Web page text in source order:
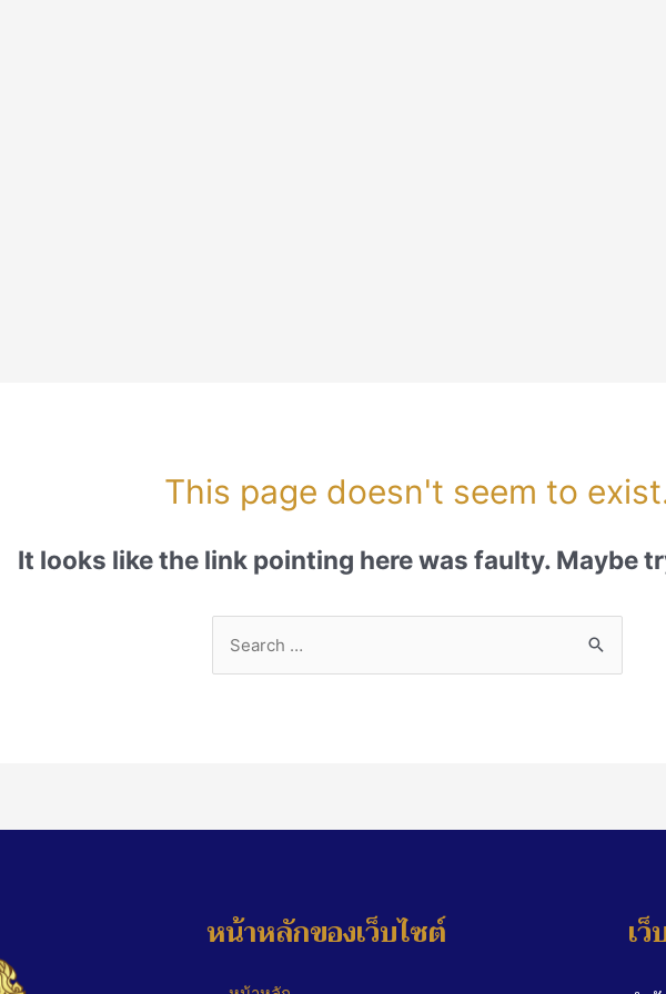
This page doesn't seem to
It looks like the link pointing here was faulty. Maybe
หน้าหลักของเว็บไซต์ เ